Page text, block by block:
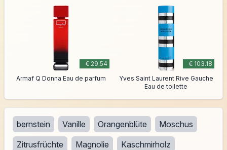
€ 29.54
Armaf Q Donna Eau de parfum
€ 103.18
Yves Saint Laurent Rive Gauche
Eau de toilette
bernstein Vanille Orangenblüte
Moschus
Zitrusfrüchte
Magnolie
Kaschmirholz